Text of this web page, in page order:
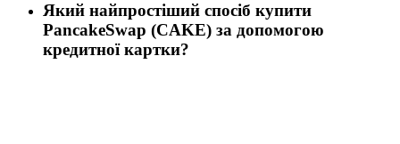
Який найпростіший спосіб купити
PancakeSwap (CAKE) за допомогою
кредитної картки?